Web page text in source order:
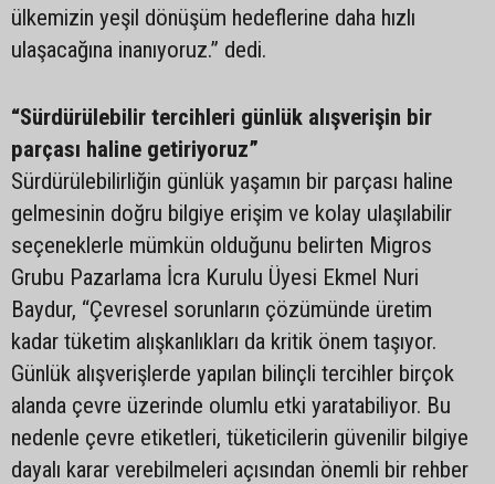
ülkemizin yeşil dönüşüm hedeflerine daha hızlı
ulaşacağına inanıyoruz.” dedi.
“Sürdürülebilir tercihleri günlük alışverişin bir
parçası haline getiriyoruz”
Sürdürülebilirliğin günlük yaşamın bir parçası haline
gelmesinin doğru bilgiye erişim ve kolay ulaşılabilir
seçeneklerle mümkün olduğunu belirten Migros
Grubu Pazarlama İcra Kurulu Üyesi Ekmel Nuri
Baydur, “Çevresel sorunların çözümünde üretim
kadar tüketim alışkanlıkları da kritik önem taşıyor.
Günlük alışverişlerde yapılan bilinçli tercihler birçok
alanda çevre üzerinde olumlu etki yaratabiliyor. Bu
nedenle çevre etiketleri, tüketicilerin güvenilir bilgiye
dayalı karar verebilmeleri açısından önemli bir rehber